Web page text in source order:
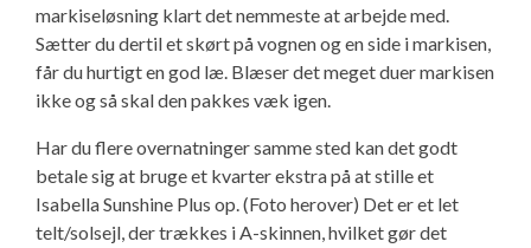
markiseløsning klart det nemmeste at arbejde med.
Sætter du dertil et skørt på vognen og en side i markisen,
får du hurtigt en god læ. Blæser det meget duer markisen
ikke og så skal den pakkes væk igen.
Har du flere overnatninger samme sted kan det godt
betale sig at bruge et kvarter ekstra på at stille et
Isabella Sunshine Plus op. (Foto herover) Det er et let
telt/solsejl, der trækkes i A-skinnen, hvilket gør det